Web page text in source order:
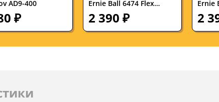
AD9-400
₽
Ernie Ball 6474 Flex
Cables Neon Green 0.076
м (3 штуки)
2 390 ₽
Ernie
2